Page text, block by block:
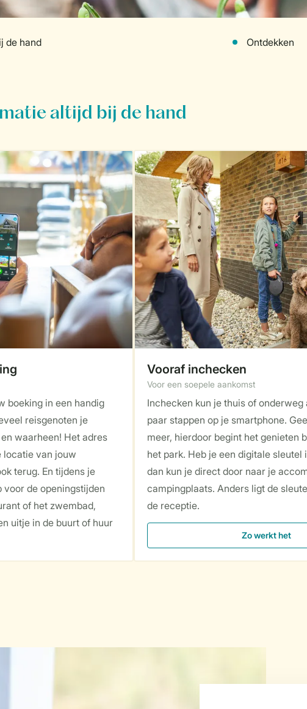
de hand Ontdekken
altijd bij de hand
boeking in een handig
reisgenoten je
waarheen! Het adres
locatie van jouw
terug. En tijdens je
de openingstijden
of het zwembad,
uitje in de buurt of huur
Vooraf inchecken
Voor een soepele aankomst
Inchecken kun je thuis of onderweg
paar stappen op je smartphone.
meer, hierdoor begint het genieten
het park. Heb je een digitale sleutel
dan kun je direct door naar je
campingplaats. Anders ligt de
de receptie.
Zo werkt het